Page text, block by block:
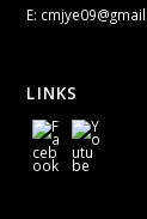
E:
LINKS